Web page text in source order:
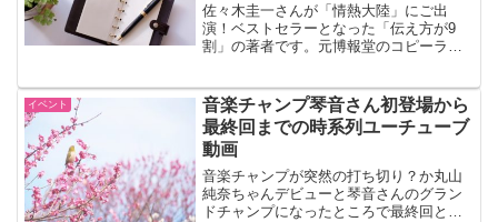
佐々木圭一さんが「情熱大陸」にご出
演！ベストセラーとなった「伝え方が9
割」の著者です。元博報堂のコピーライ
どで活躍されていますね。
イベント
音楽チャンプ琴音さん初登場から
最終回までの時系列ユーチューブ
動画
音楽チャンプが突然の打ち切り？か丸山
純奈ちゃんデビューと琴音さんのグラン
ドチャンプになったところで最終回とな